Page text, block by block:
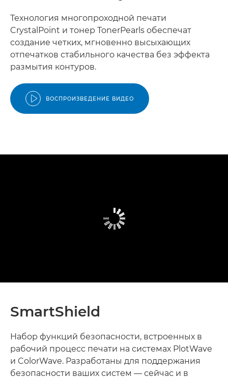
Технология многопроходной печати
CrystalPoint и тонер TonerPearls обеспечат
создание четких, мгновенно высыхающих
отпечатков стабильного качества без эффекта
размытия контуров.
ВОСПРОИЗВЕДЕНИЕ ВИДЕО
SmartShield
Набор функций безопасности, встроенных в
рабочий процесс печати на системах PlotWave
и ColorWave. Разработаны для поддержания
безопасности ваших систем — сейчас и в